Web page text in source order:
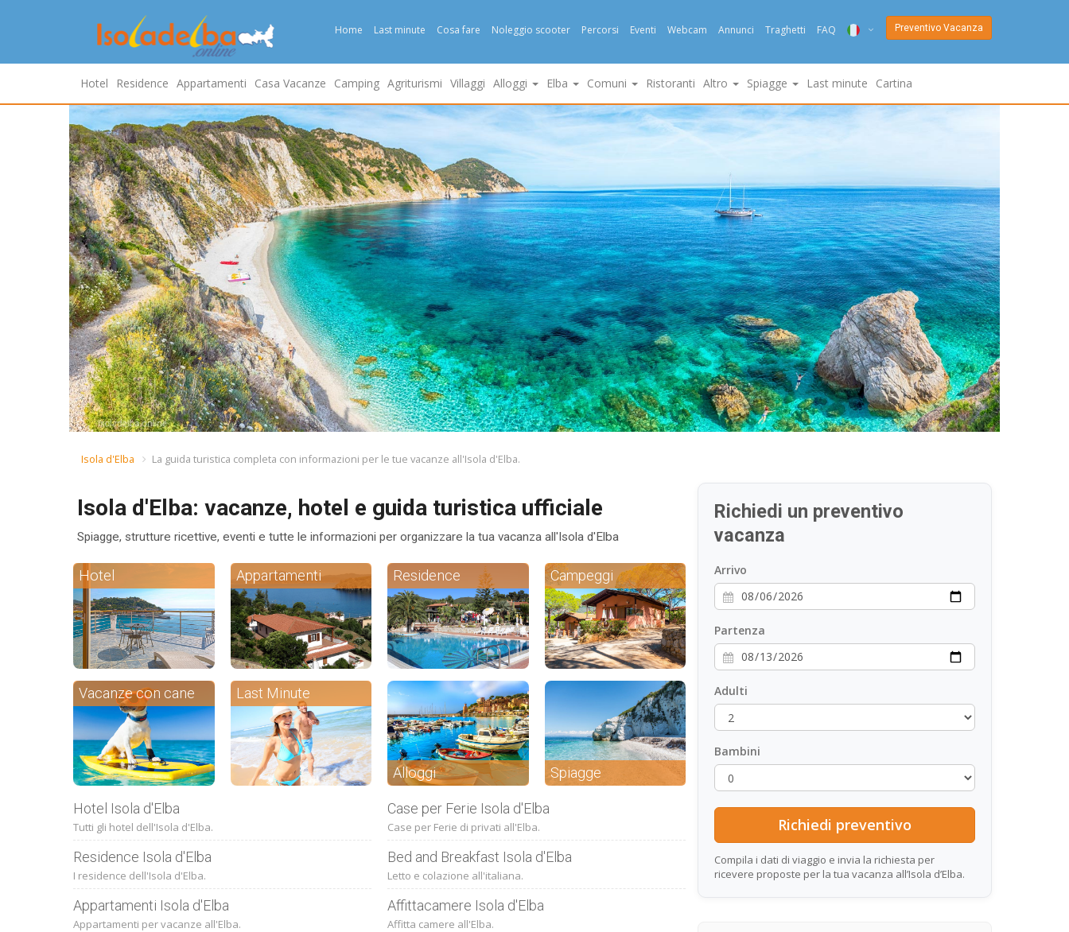
Home Last minute Cosa fare Noleggio scooter Percorsi Eventi Webcam Annunci Traghetti FAQ
ENG
FRA
PYC
DAN
ESP
SLO
Preventivo Vacanza
Hotel Residence Appartamenti Casa Vacanze Camping Agriturismi Villaggi Alloggi Elba Comuni Ristoranti Altro Spiagge Last minute Cartina
Isola d'Elba La guida turistica completa con informazioni per le tue vacanze all'Isola d'Elba.
Isola d'Elba: vacanze, hotel e guida turistica ufficiale
Spiagge, strutture ricettive, eventi e tutte le informazioni per organizzare la tua vacanza all'Isola d'Elba
Hotel Appartamenti Residence Campeggi
Vacanze con cane Last Minute
Alloggi Spiagge
Hotel Isola d'Elba
Tutti gli hotel dell'Isola d'Elba.
Residence Isola d'Elba
I residence dell'Isola d'Elba.
Appartamenti Isola d'Elba
Appartamenti per vacanze all'Elba.
Case per Ferie Isola d'Elba
Case per Ferie di privati all'Elba.
Bed and Breakfast Isola d'Elba
Letto e colazione all'italiana.
Affittacamere Isola d'Elba
Affitta camere all'Elba.
Richiedi un preventivo
vacanza
Arrivo
Partenza
Adulti
Bambini
Compila i dati di viaggio e invia la richiesta per
ricevere proposte per la tua vacanza all’Isola d’Elba.